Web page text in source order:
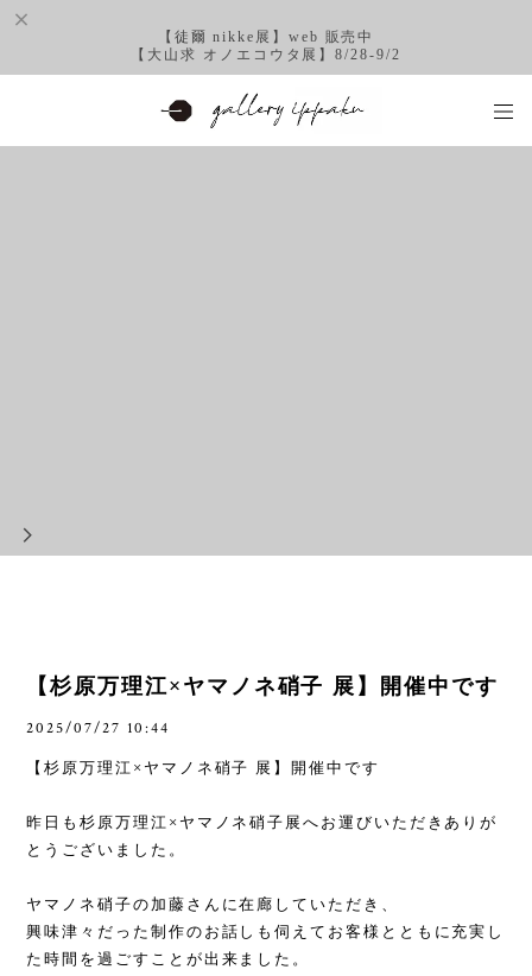
【徒爾 nikke展】web 販売中
【大山求 オノエコウタ展】8/28-9/2
【杉原万理江×ヤマノネ硝子 展】開催中です
2025/07/27 10:44
【杉原万理江 × ヤマノネ硝子 展】開催中です
昨日も杉原万理江 × ヤマノネ硝子展へお運びいただきありが
とうございました。
ヤマノネ硝子の加藤さんに在廊していただき、
興味津々だった制作のお話しも伺えてお客様とともに充実し
た時間を過ごすことが出来ました。